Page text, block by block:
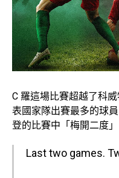
C 羅這場比賽超越了科
表國家隊出賽最多的球
登的比賽中「梅開二度
Last two games.